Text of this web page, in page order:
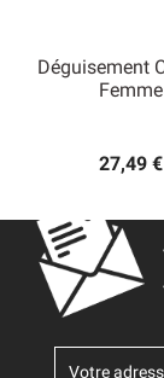
Déguisement
Femme
27,49 €